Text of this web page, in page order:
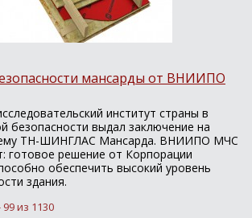
мансарды от ВНИИПО
институт страны в
безопасности выдал заключение на
ТН-ШИНГЛАС Мансарда. ВНИИПО МЧС
готовое решение от Корпорации
обеспечить высокий уровень
здания.
из 1130